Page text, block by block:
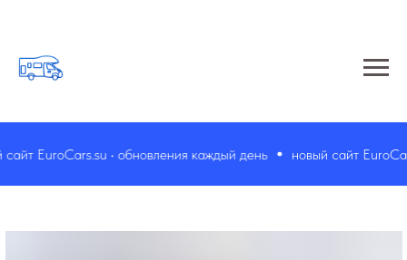
EuroCars.su • обновления каждый день новый сайт